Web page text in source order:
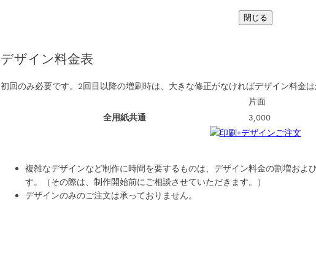
閉じる
デザイン料金表
初回のみ必要です。2回目以降の増刷時は、大きな修正がなければデザイン料金
片面
全用紙共通
3,000
複雑なデザインなど制作に時間を要するものは、デザイン料金の割増およ
す。（その際は、制作開始前にご相談させていただきます。）
デザインのみのご注文は承っておりません。